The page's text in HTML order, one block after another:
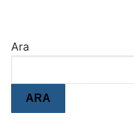
Ara
ARA